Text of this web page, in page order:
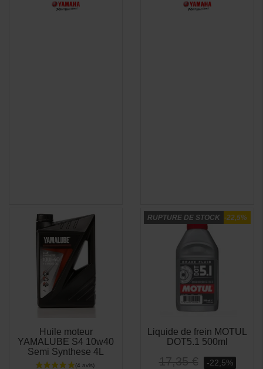
Huile moteur
YAMALUBE S4 10w40
Semi Synthese 4L
-22,5%
RUPTURE DE STOCK
Liquide de frein MOTUL
DOT5.1 500ml
17,35 € -22,5%
APERÇU
RAPIDE
APERÇU
RAPIDE